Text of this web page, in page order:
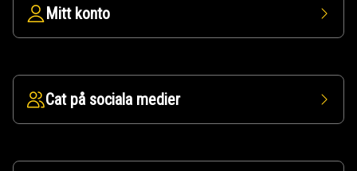
Mitt konto
Cat på sociala medier